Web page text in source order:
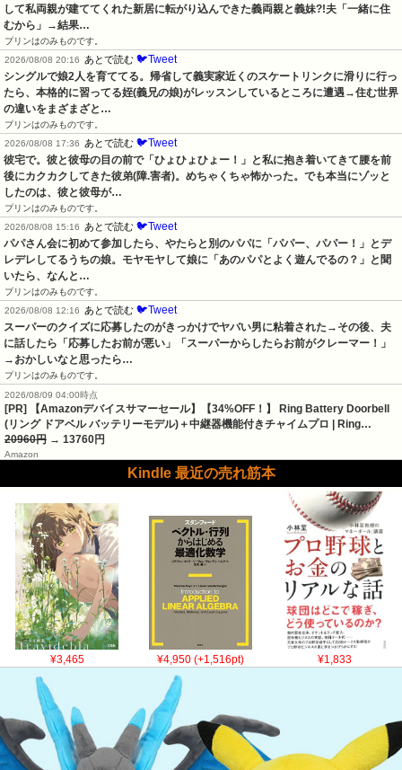
して私両親が建ててくれた新居に転がり込んできた義両親と義妹?!夫「一緒に住
むから」→結果…
プリンはのみものです。
2026/08/08 20:16
あとで読む 🐦Tweet
シングルで娘2人を育ててる。帰省して義実家近くのスケートリンクに滑りに行っ
たら、本格的に習ってる姪(義兄の娘)がレッスンしているところに遭遇→住む世界
の違いをまざまざと…
プリンはのみものです。
2026/08/08 17:36
あとで読む 🐦Tweet
彼宅で。彼と彼母の目の前で「ひょひょひょー！」と私に抱き着いてきて腰を前
後にカクカクしてきた彼弟(障.害者)。めちゃくちゃ怖かった。でも本当にゾッと
したのは、彼と彼母が…
プリンはのみものです。
2026/08/08 15:16
あとで読む 🐦Tweet
パパさん会に初めて参加したら、やたらと別のパパに「パパー、パパー！」とデ
レデレしてるうちの娘。モヤモヤして娘に「あのパパとよく遊んでるの？」と聞
いたら、なんと…
プリンはのみものです。
2026/08/08 12:16
あとで読む 🐦Tweet
スーパーのクイズに応募したのがきっかけでヤバい男に粘着された→その後、夫
に話したら「応募したお前が悪い」「スーパーからしたらお前がクレーマー！」
→おかしいなと思ったら…
プリンはのみものです。
2026/08/09 04:00時点
[PR] 【Amazonデバイスサマーセール】【34%OFF！】 Ring Battery Doorbell
(リング ドアベル バッテリーモデル)＋中継器機能付きチャイムプロ | Ring…
20960円 → 13760円
Amazon
Kindle 最近の売れ筋本
¥3,465 ¥4,950 (+1,516pt) ¥1,833